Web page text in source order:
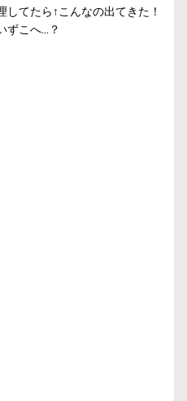
てたら↑こんなの出てきた！
ずこへ…？